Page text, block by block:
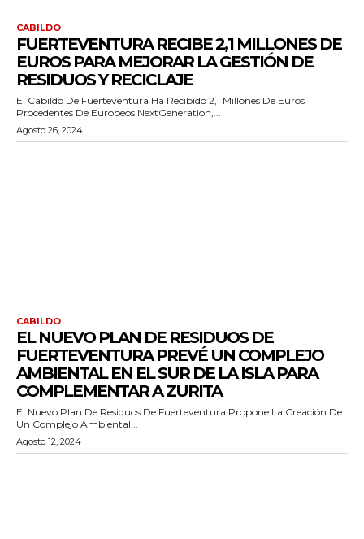
CABILDO
FUERTEVENTURA RECIBE 2,1 MILLONES DE
EUROS PARA MEJORAR LA GESTIÓN DE
RESIDUOS Y RECICLAJE
El Cabildo De Fuerteventura Ha Recibido 2,1 Millones De Euros
Procedentes De Europeos NextGeneration,...
Agosto 26, 2024
CABILDO
EL NUEVO PLAN DE RESIDUOS DE
FUERTEVENTURA PREVÉ UN COMPLEJO
AMBIENTAL EN EL SUR DE LA ISLA PARA
COMPLEMENTAR A ZURITA
El Nuevo Plan De Residuos De Fuerteventura Propone La Creación De
Un Complejo Ambiental...
Agosto 12, 2024